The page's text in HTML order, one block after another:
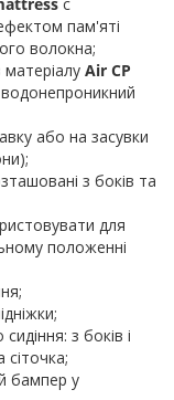
пам'яті
волокна;
Air CP
або на засувки
з боків та
для
положенні
з боків і
сіточка;
бампер у